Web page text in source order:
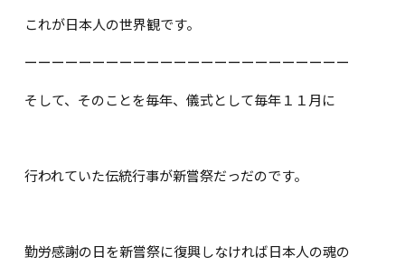
これが日本人の世界観です。
ーーーーーーーーーーーーーーーーーーーーーーーー
そして、そのことを毎年、儀式として毎年１１月に
行われていた伝統行事が新嘗祭だっだのです。
勤労感謝の日を新嘗祭に復興しなければ日本人の魂の